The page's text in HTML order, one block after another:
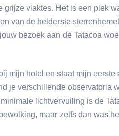
vlaktes. Het is een plek
van de helderste
bezoek aan de Tatacoa
mijn hotel en staat mijn eerste
je verschillende observatoria
lichtvervuiling is de
maar zelfs dan was